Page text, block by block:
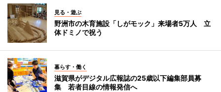
見る・遊ぶ
野洲市の木育施設「しがモック」来場者5万人 立
体ドミノで祝う
暮らす・働く
滋賀県がデジタル広報誌の25歳以下編集部員募
集 若者目線の情報発信へ